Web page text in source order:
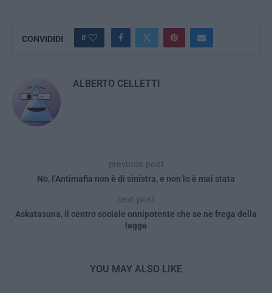
CONVIDIDI 0
ALBERTO CELLETTI
previous post
No, l’Antimafia non è di sinistra, e non lo è mai stata
next post
Askatasuna, il centro sociale onnipotente che se ne frega della
legge
YOU MAY ALSO LIKE